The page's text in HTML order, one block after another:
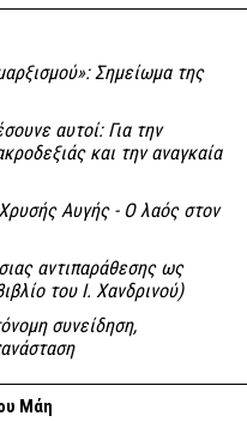
Σημείωμα της
αυτοί: Για την
και την αναγκαία
Αυγής - Ο λαός στον
αντιπαράθεσης ως
του Ι. Χανδρινού)
συνείδηση,
Μάη